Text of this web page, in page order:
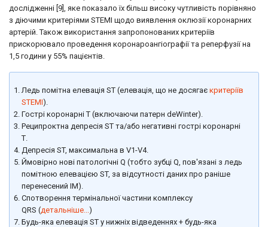
дослідженні [9], яке показало їх більш високу чутливість порівняно
з діючими критеріями STEMI щодо виявлення оклюзії коронарних
артерій. Також використання запропонованих критеріїв
прискорювало проведення коронароангіографії та реперфузії на
1,5 години у 55% ​​пацієнтів.
Ледь помітна елевація ST (елевація, що не досягає критеріїв
STEMI).
Гострі коронарні Т (включаючи патерн deWinter).
Реципроктна депресія ST та/або негативні гострі коронарні
Т.
Депресія ST, максимальна в V1-V4.
Ймовірно нові патологічні Q (тобто зубці Q, пов'язані з ледь
помітною елевацією ST, за відсутності даних про раніше
перенесений ІМ).
Спотворення термінальної частини комплексу
QRS (детальніше...)
Будь-яка елевація ST у нижніх відведеннях + будь-яка